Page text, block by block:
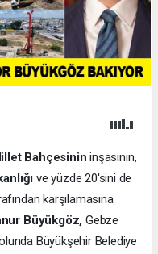
Bahçesinin inşasının,
ve yüzde 20'sini de
karşılamasına
Büyükgöz, Gebze
Büyükşehir Belediye